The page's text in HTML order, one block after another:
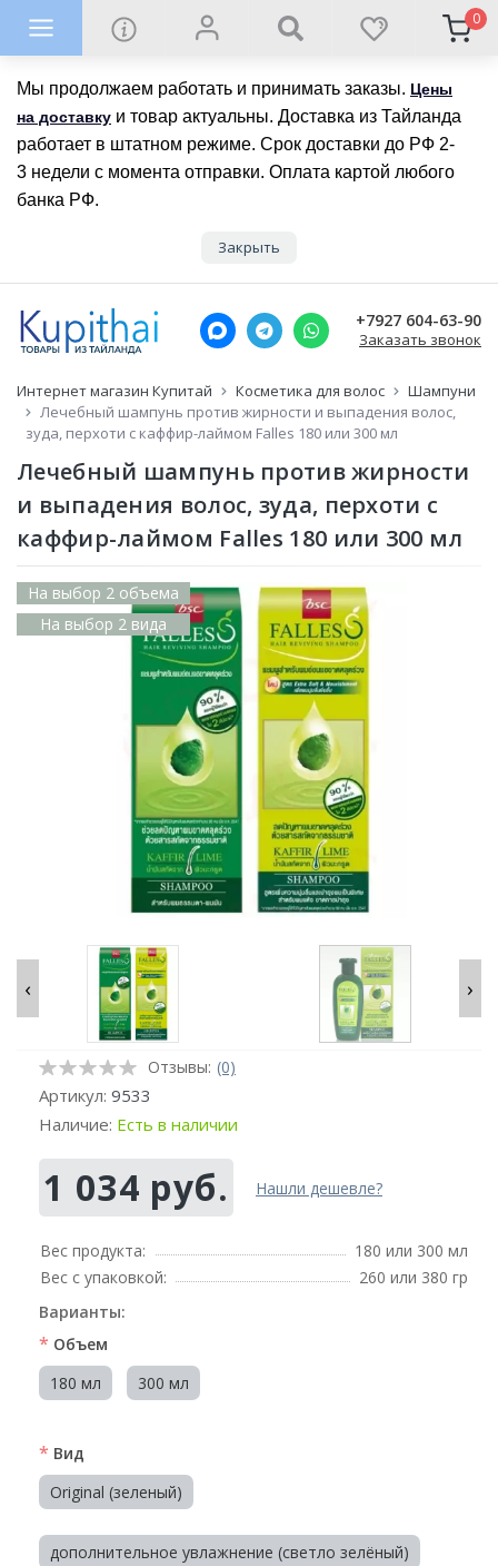
Мы продолжаем работать и принимать заказы. Цены
на доставку и товар актуальны. Доставка из Тайланда
работает в штатном режиме. Срок доставки до РФ 2-
3 недели с момента отправки. Оплата картой любого
банка РФ.
Закрыть
0
+7927 604-63-90
Заказать звонок
Интернет магазин Купитай Косметика для волос
Шампуни
Лечебный шампунь против жирности и выпадения волос,
зуда, перхоти с каффир-лаймом Falles 180 или 300 мл
Лечебный шампунь против жирности
и выпадения волос, зуда, перхоти с
каффир-лаймом Falles 180 или 300 мл
На выбор 2 объема
На выбор 2 вида
‹ ›
Отзывы: (0)
Артикул: 9533
Наличие: Есть в наличии
1 034 руб. Нашли дешевле?
Вес продукта:
180 или 300 мл
Вес с упаковкой:
260 или 380 гр
Варианты:
* Объем
180 мл
300 мл
* Вид
Original (зеленый)
дополнительное увлажнение (светло зелёный)